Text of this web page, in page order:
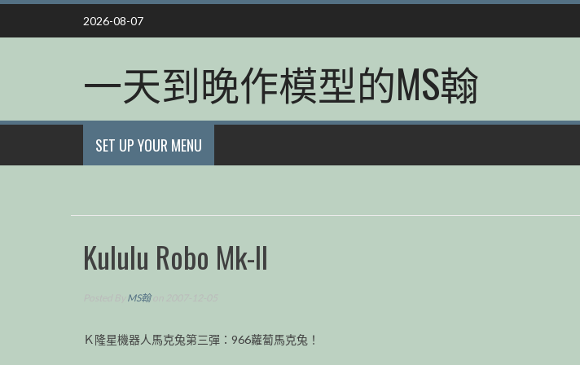
Skip
content
2026-08-07
一天到晚作模型的MS翰
SET UP YOUR MENU
Kululu Robo Mk-II
MS翰on 2007-12-05
Ｋ隆星機器人馬克兔第三彈：966蘿蔔馬克兔！